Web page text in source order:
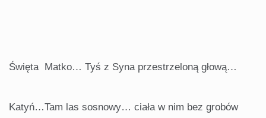
Święta Matko… Tyś z Syna przestrzeloną głową…
Katyń…Tam las sosnowy… ciała w nim bez grobów